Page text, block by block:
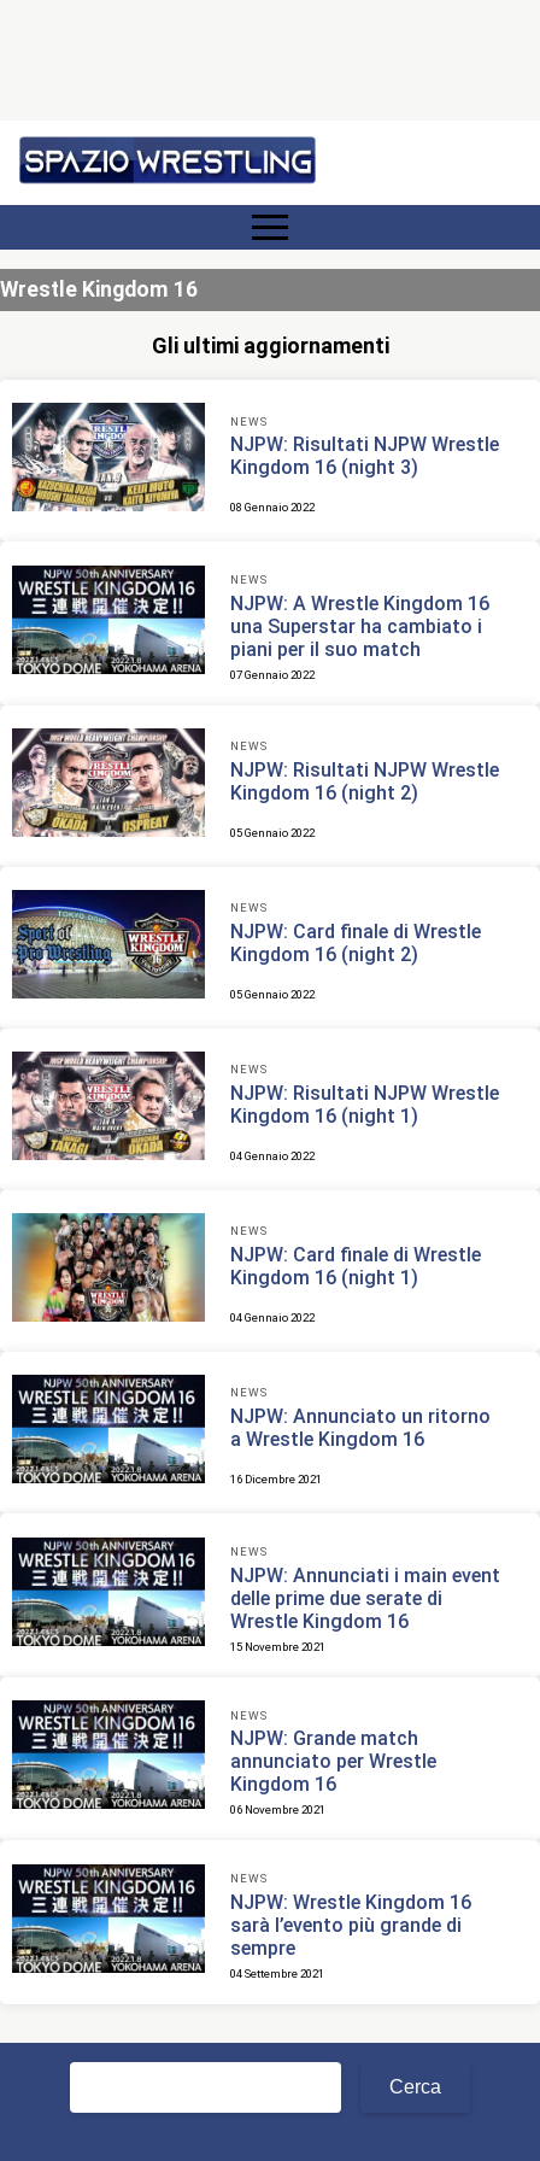
Wrestle Kingdom 16
Gli ultimi aggiornamenti
NEWS
NJPW: Risultati NJPW Wrestle
Kingdom 16 (night 3)
08 Gennaio 2022
NEWS
NJPW: A Wrestle Kingdom 16
una Superstar ha cambiato i
piani per il suo match
07 Gennaio 2022
NEWS
NJPW: Risultati NJPW Wrestle
Kingdom 16 (night 2)
05 Gennaio 2022
NEWS
NJPW: Card finale di Wrestle
Kingdom 16 (night 2)
05 Gennaio 2022
NEWS
NJPW: Risultati NJPW Wrestle
Kingdom 16 (night 1)
04 Gennaio 2022
NEWS
NJPW: Card finale di Wrestle
Kingdom 16 (night 1)
04 Gennaio 2022
NEWS
NJPW: Annunciato un ritorno
a Wrestle Kingdom 16
16 Dicembre 2021
NEWS
NJPW: Annunciati i main event
delle prime due serate di
Wrestle Kingdom 16
15 Novembre 2021
NEWS
NJPW: Grande match
annunciato per Wrestle
Kingdom 16
06 Novembre 2021
NEWS
NJPW: Wrestle Kingdom 16
sarà l’evento più grande di
sempre
04 Settembre 2021